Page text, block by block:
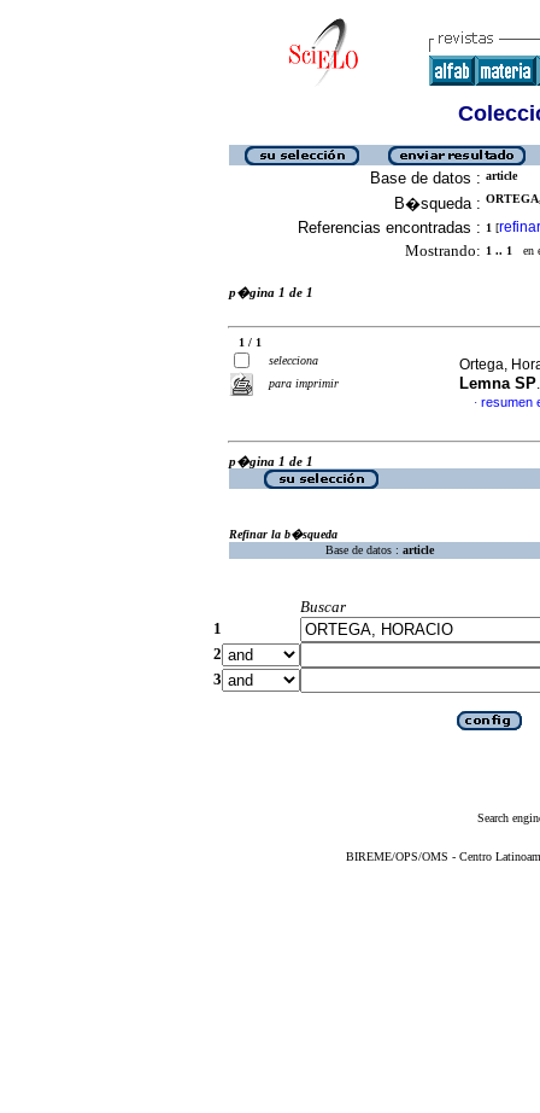
Base de datos : article
B�squeda :
Referencias encontradas : 1 [refinar
Mostrando: 1 .. 1 en
p�gina 1 de 1
1 / 1
selecciona
para imprimir
Ortega,
Lemna SP
· resumen
p�gina 1 de 1
Refinar la b�squeda
Base de datos : article
Buscar
1
2
3
Search
BIREME/OPS/OMS - Centro